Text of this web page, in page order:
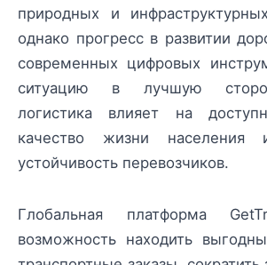
природных и
однако прогресс в развитии
современных цифровых
ситуацию в лучшую
логистика влияет на
качество жизни населения
устойчивость перевозчиков.
Глобальная платформа
возможность находить